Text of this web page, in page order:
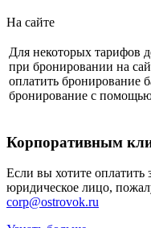
На сайте
Для некоторых тарифов
при бронировании на
оплатить бронирование
бронирование с помощью
Корпоративным
Если вы хотите оплатить
юридическое лицо,
corp@ostrovok.ru